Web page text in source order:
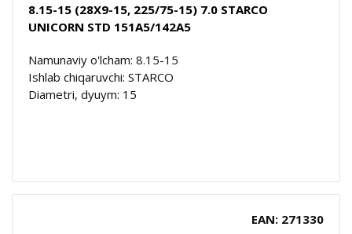
8.15-15 (28X9-15, 225/75-15) 7.0 STARCO
UNICORN STD 151A5/142A5
Namunaviy o'lcham: 8.15-15
Ishlab chiqaruvchi: STARCO
Diametri, dyuym: 15
EAN: 271330